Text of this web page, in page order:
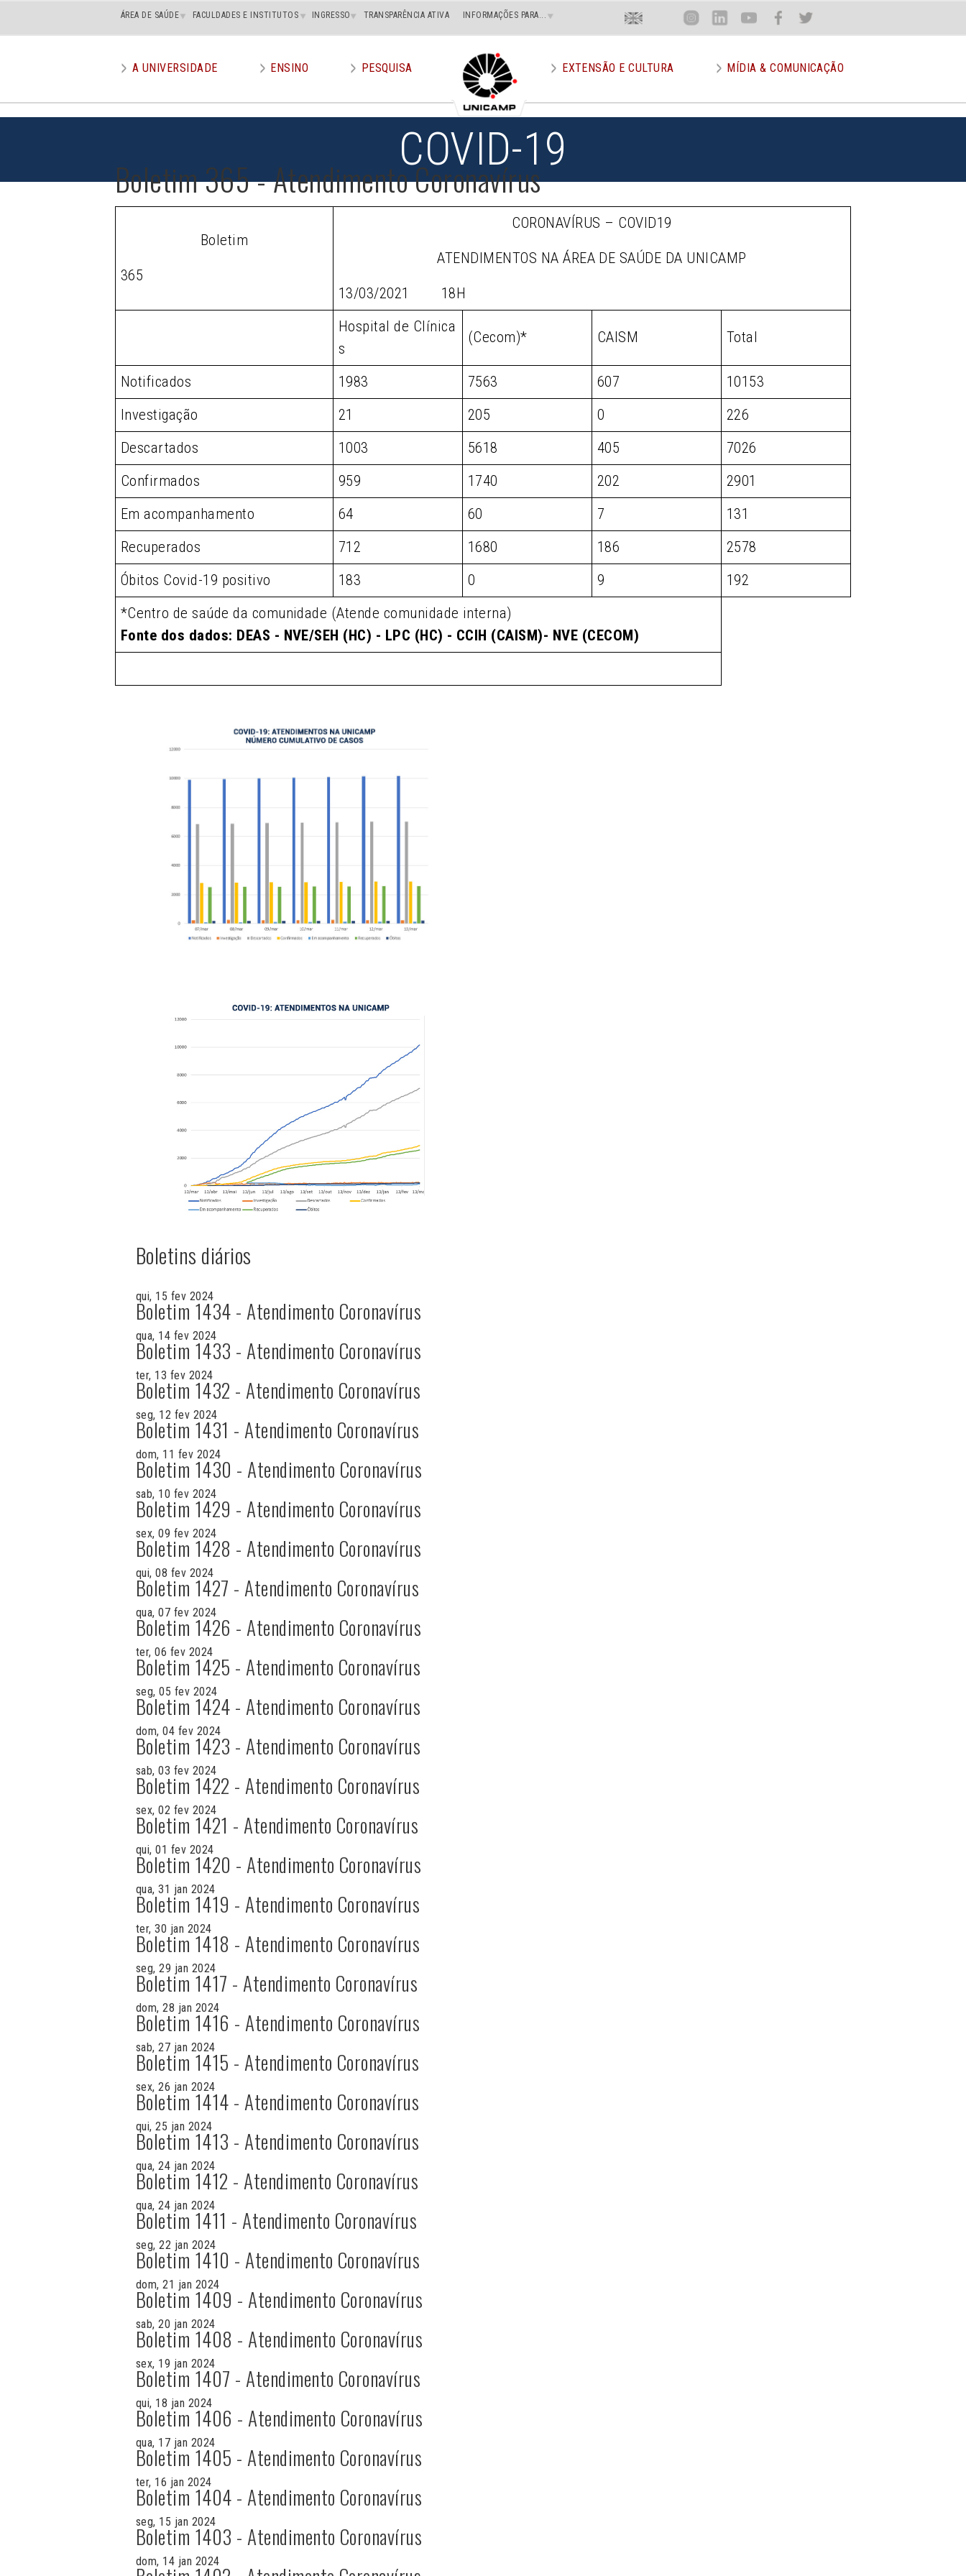
Main
superior
ÁREA DE SAÚDE FACULDADES E INSTITUTOS INGRESSO TRANSPARÊNCIA ATIVA INFORMAÇÕES PARA... Menu
Superior
Direito
En Inst Lin You Face Twit
menu
A UNIVERSIDADE ENSINO PESQUISA EXTENSÃO E CULTURA MÍDIA & COMUNICAÇÃO
COVID-19
Boletim 365 - Atendimento Coronavírus
Boletim
365
CORONAVÍRUS – COVID19
ATENDIMENTOS NA ÁREA DE SAÚDE DA UNICAMP
13/03/2021 18H
Hospital de Clínica
s
(Cecom)* CAISM Total
Notificados 1983 7563 607
10153
Investigação
21 205 0
226
Descartados
1003 5618 405
7026
Confirmados
959 1740 202
2901
Em acompanhamento
64 60 7
131
Recuperados
712 1680 186
2578
Óbitos Covid-19 positivo
183 0 9
192
*Centro de saúde da comunidade (Atende comunidade interna)
Fonte dos dados: DEAS - NVE/SEH (HC) - LPC (HC) - CCIH (CAISM)- NVE (CECOM)
Boletins diários
qui, 15 fev 2024
Boletim 1434 - Atendimento Coronavírus
qua, 14 fev 2024
Boletim 1433 - Atendimento Coronavírus
ter, 13 fev 2024
Boletim 1432 - Atendimento Coronavírus
seg, 12 fev 2024
Boletim 1431 - Atendimento Coronavírus
dom, 11 fev 2024
Boletim 1430 - Atendimento Coronavírus
sab, 10 fev 2024
Boletim 1429 - Atendimento Coronavírus
sex, 09 fev 2024
Boletim 1428 - Atendimento Coronavírus
qui, 08 fev 2024
Boletim 1427 - Atendimento Coronavírus
qua, 07 fev 2024
Boletim 1426 - Atendimento Coronavírus
ter, 06 fev 2024
Boletim 1425 - Atendimento Coronavírus
seg, 05 fev 2024
Boletim 1424 - Atendimento Coronavírus
dom, 04 fev 2024
Boletim 1423 - Atendimento Coronavírus
sab, 03 fev 2024
Boletim 1422 - Atendimento Coronavírus
sex, 02 fev 2024
Boletim 1421 - Atendimento Coronavírus
qui, 01 fev 2024
Boletim 1420 - Atendimento Coronavírus
qua, 31 jan 2024
Boletim 1419 - Atendimento Coronavírus
ter, 30 jan 2024
Boletim 1418 - Atendimento Coronavírus
seg, 29 jan 2024
Boletim 1417 - Atendimento Coronavírus
dom, 28 jan 2024
Boletim 1416 - Atendimento Coronavírus
sab, 27 jan 2024
Boletim 1415 - Atendimento Coronavírus
sex, 26 jan 2024
Boletim 1414 - Atendimento Coronavírus
qui, 25 jan 2024
Boletim 1413 - Atendimento Coronavírus
qua, 24 jan 2024
Boletim 1412 - Atendimento Coronavírus
qua, 24 jan 2024
Boletim 1411 - Atendimento Coronavírus
seg, 22 jan 2024
Boletim 1410 - Atendimento Coronavírus
dom, 21 jan 2024
Boletim 1409 - Atendimento Coronavírus
sab, 20 jan 2024
Boletim 1408 - Atendimento Coronavírus
sex, 19 jan 2024
Boletim 1407 - Atendimento Coronavírus
qui, 18 jan 2024
Boletim 1406 - Atendimento Coronavírus
qua, 17 jan 2024
Boletim 1405 - Atendimento Coronavírus
ter, 16 jan 2024
Boletim 1404 - Atendimento Coronavírus
seg, 15 jan 2024
Boletim 1403 - Atendimento Coronavírus
dom, 14 jan 2024